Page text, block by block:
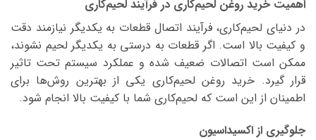
اهمیت خرید روغن لحیم‌کاری در فرآیند لحیم‌کاری
در دنیای لحیم‌کاری، فرآیند اتصال قطعات به یکدیگر نیازمند دقت
و کیفیت بالا است. اگر قطعات به درستی به یکدیگر لحیم نشوند،
ممکن است اتصالات ضعیف شده و عملکرد سیستم تحت تاثیر
قرار گیرد. خرید روغن لحیم‌کاری یکی از بهترین روش‌ها برای
اطمینان از این است که لحیم‌کاری شما با کیفیت بالا انجام شود.
جلوگیری از اکسیداسیون